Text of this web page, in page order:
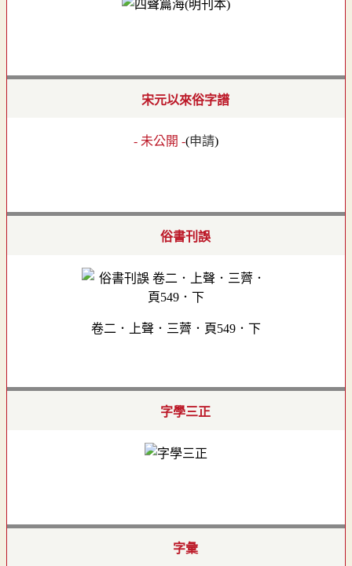
宋元以來俗字譜
- 未公開 -(申請)
俗書刊誤
卷二．上聲．三薺．頁549．下
字學三正
字彙